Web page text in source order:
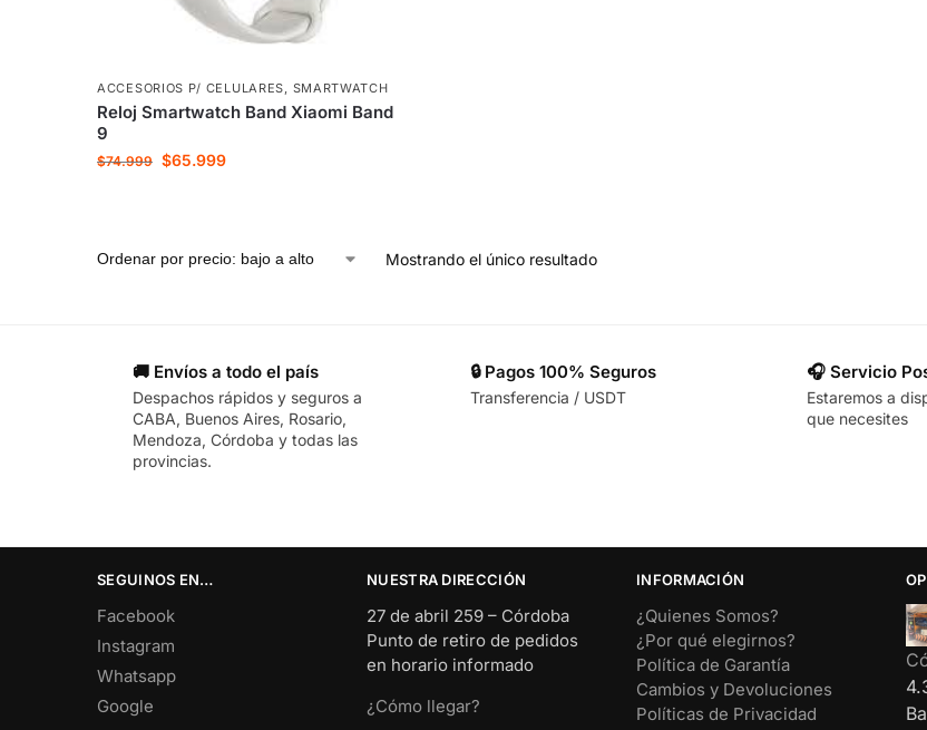
ACCESORIOS P/ CELULARES, SMARTWATCH
Reloj Smartwatch Band Xiaomi Band
9
$74.999 $65.999
Mostrando el único resultado
🚚 Envíos a todo el país
Despachos rápidos y seguros a
CABA, Buenos Aires, Rosario,
Mendoza, Córdoba y todas las
provincias.
🔒 Pagos 100% Seguros
Transferencia / USDT
🎧 Servicio
Estaremos a
que necesites
SEGUINOS EN…
Facebook
Instagram
Whatsapp
Google
NUESTRA DIRECCIÓN
27 de abril 259 – Córdoba
Punto de retiro de pedidos
en horario informado
¿Cómo llegar?
INFORMACIÓN
¿Quienes Somos?
¿Por qué elegirnos?
Política de Garantía
Cambios y Devoluciones
Políticas de Privacidad